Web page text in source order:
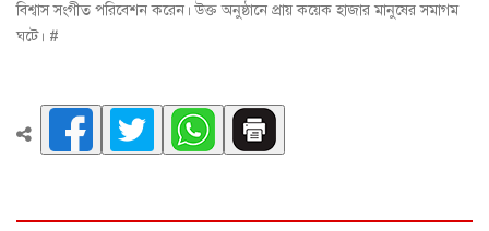
বিশ্বাস সংগীত পরিবেশন করেন। উক্ত অনুষ্ঠানে প্রায় কয়েক হাজার মানুষের সমাগম
ঘটে। #